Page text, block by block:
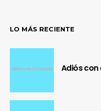
LO MÁS RECIENTE
Adiós